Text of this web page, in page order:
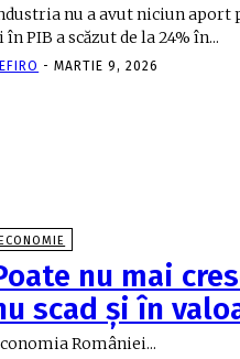
nu a avut niciun aport
în PIB a scăzut de la 24% în...
- MARTIE 9, 2026
nu mai
scad şi în
României...